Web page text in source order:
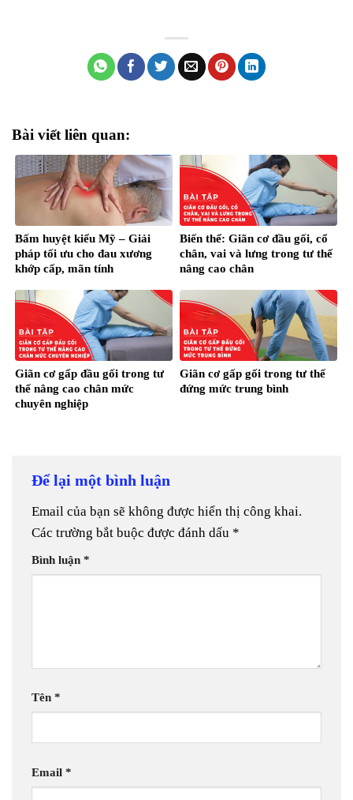
Bài viết liên quan:
Bấm huyệt kiểu Mỹ – Giải
pháp tối ưu cho đau xương
khớp cấp, mãn tính
Biến thể: Giãn cơ đầu gối, cổ
chân, vai và lưng trong tư thế
nâng cao chân
Giãn cơ gấp đầu gối trong tư
thế nâng cao chân mức
chuyên nghiệp
Giãn cơ gấp gối trong tư thế
đứng mức trung bình
Để lại một bình luận
Email của bạn sẽ không được hiển thị công khai.
Các trường bắt buộc được đánh dấu *
Bình luận *
Tên *
Email *